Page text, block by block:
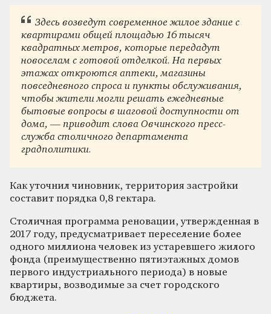
Здесь возведут современное жилое здание с
квартирами общей площадью 16 тысяч
квадратных метров, которые передадут
новоселам с готовой отделкой. На первых
этажах откроются аптеки, магазины
повседневного спроса и пункты обслуживания,
чтобы жители могли решать ежедневные
бытовые вопросы в шаговой доступности от
дома, — приводит слова Овчинского пресс-
служба столичного департамента
градполитики.
Как уточнил чиновник, территория застройки
составит порядка 0,8 гектара.
Столичная программа реновации, утвержденная в
2017 году, предусматривает переселение более
одного миллиона человек из устаревшего жилого
фонда (преимущественно пятиэтажных домов
первого индустриального периода) в новые
квартиры, возводимые за счет городского
бюджета.